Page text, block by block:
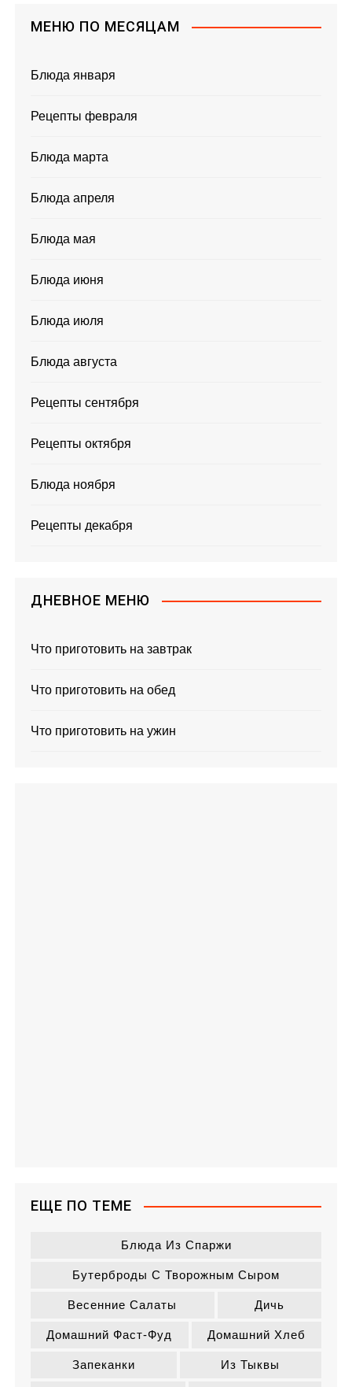
МЕНЮ ПО МЕСЯЦАМ
Блюда января
Рецепты февраля
Блюда марта
Блюда апреля
Блюда мая
Блюда июня
Блюда июля
Блюда августа
Рецепты сентября
Рецепты октября
Блюда ноября
Рецепты декабря
ДНЕВНОЕ МЕНЮ
Что приготовить на завтрак
Что приготовить на обед
Что приготовить на ужин
ЕЩЕ ПО ТЕМЕ
Блюда Из Спаржи
Бутерброды С Творожным Сыром
Весенние Салаты Дичь
Домашний Фаст-Фуд Домашний Хлеб
Запеканки Из Тыквы